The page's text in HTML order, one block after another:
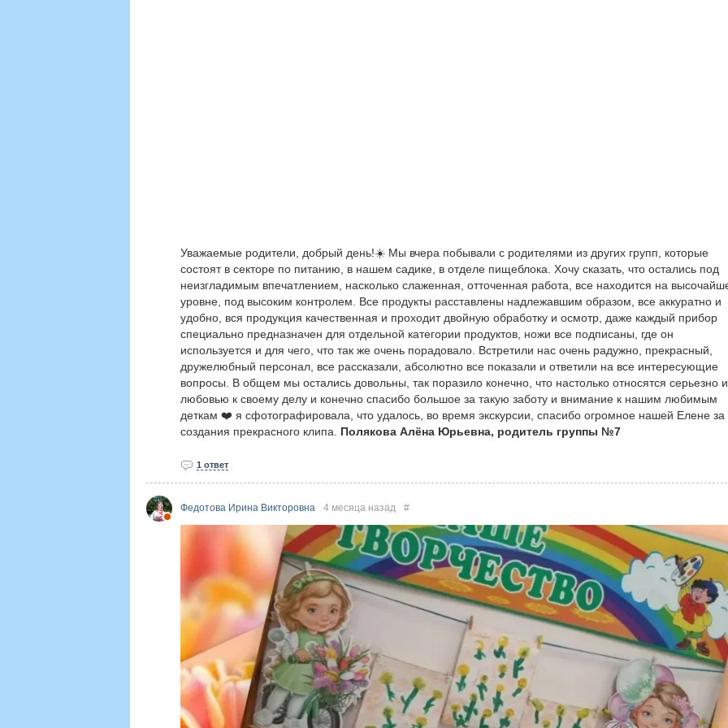
Уважаемые родители, добрый день!☀️ Мы вчера побывали с родителями из других групп, которые
состоят в секторе по питанию, в нашем садике, в отделе пищеблока. Хочу сказать, что остались под
неизгладимым впечатлением, насколько слаженная, отточенная работа, все находится на
уровне, под высоким контролем. Все продукты расставлены надлежавшим образом, все аккуратно и
удобно, вся продукция качественная и проходит двойную обработку и осмотр, даже каждый прибор
специально предназначен для отдельной категории продуктов, ножи все подписаны, где он
используется и для чего, что так же очень порадовало. Встретили нас очень радужно, прекрасный,
дружелюбный персонал, все рассказали, абсолютно все показали и ответили на все интересующие
вопросы. В общем мы остались довольны, так поразило конечно, что настолько относятся серьезно
любовью к своему делу и конечно спасибо большое за такую заботу и внимание к нашим любимым
деткам ❤️ я сфотографировала, что удалось, во время экскурсии, спасибо огромное нашей Елене за
создания прекрасного клипа. Полякова Алёна Юрьевна, родитель группы №7
1 ответ
Федотова Ирина Викторовна 4 месяца назад #